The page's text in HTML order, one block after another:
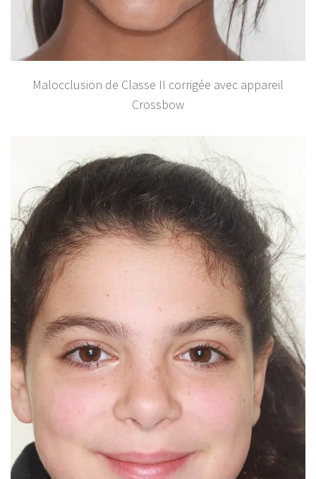
Malocclusion de Classe II corrigée avec appareil
Crossbow